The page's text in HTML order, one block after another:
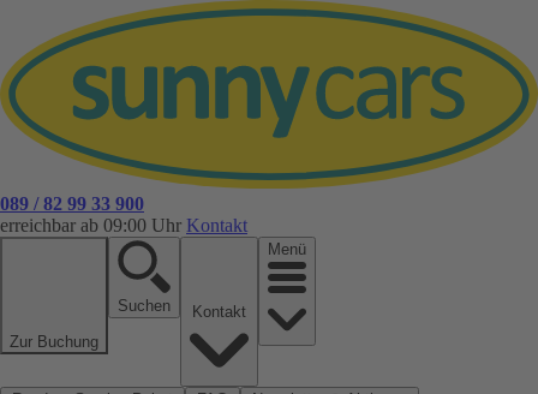
089 / 82 99 33 900
erreichbar ab 09:00 Uhr Kontakt
Zur Buchung
Suchen
Menü